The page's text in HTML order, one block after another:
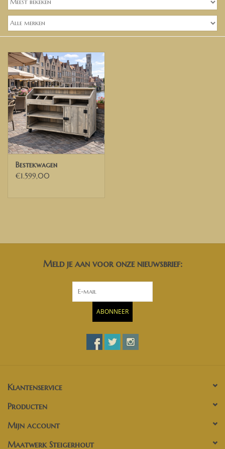
Banken, stoelen &
(Bar)krukken
Plantenbakken
Hockers & Terrastafels
Opbergkisten
Bestekwagen
€1.599,00
Meld je aan voor onze nieuwsbrief:
ABONNEER
Klantenservice
Producten
Mijn account
Maatwerk Steigerhout